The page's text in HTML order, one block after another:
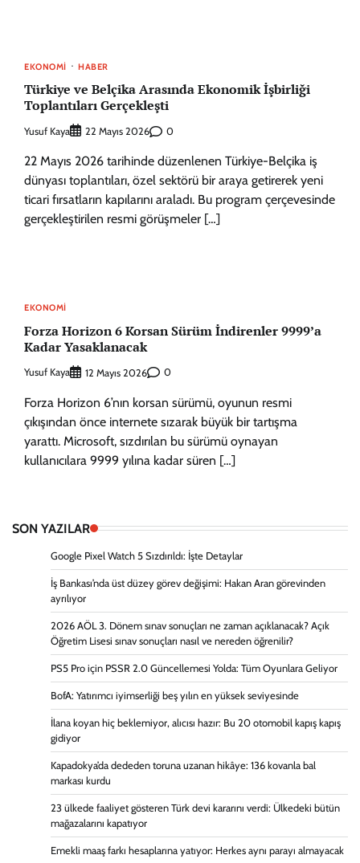
EKONOMI HABER
Türkiye ve Belçika Arasında Ekonomik İşbirliği
Toplantıları Gerçekleşti
Yusuf Kaya 22 Mayıs 2026 0
22 Mayıs 2026 tarihinde düzenlenen Türkiye-Belçika iş
dünyası toplantıları, özel sektörü bir araya getirerek yeni
ticari fırsatların kapılarını araladı. Bu program çerçevesinde
gerçekleştirilen resmi görüşmeler […]
EKONOMI
Forza Horizon 6 Korsan Sürüm İndirenler 9999’a
Kadar Yasaklanacak
Yusuf Kaya 12 Mayıs 2026 0
Forza Horizon 6’nın korsan sürümü, oyunun resmi
çıkışından önce internete sızarak büyük bir tartışma
yarattı. Microsoft, sızdırılan bu sürümü oynayan
kullanıcılara 9999 yılına kadar süren […]
SON YAZILAR
Google Pixel Watch 5 Sızdırıldı: İşte Detaylar
İş Bankası’nda üst düzey görev değişimi: Hakan Aran görevinden
ayrılıyor
2026 AÖL 3. Dönem sınav sonuçları ne zaman açıklanacak? Açık
Öğretim Lisesi sınav sonuçları nasıl ve nereden öğrenilir?
PS5 Pro için PSSR 2.0 Güncellemesi Yolda: Tüm Oyunlara Geliyor
BofA: Yatırımcı iyimserliği beş yılın en yüksek seviyesinde
İlana koyan hiç beklemiyor, alıcısı hazır: Bu 20 otomobil kapış kapış
gidiyor
Kapadokya’da dededen toruna uzanan hikâye: 136 kovanla bal
markası kurdu
23 ülkede faaliyet gösteren Türk devi kararını verdi: Ülkedeki bütün
mağazalarını kapatıyor
Emekli maaş farkı hesaplarına yatıyor: Herkes aynı parayı almayacak